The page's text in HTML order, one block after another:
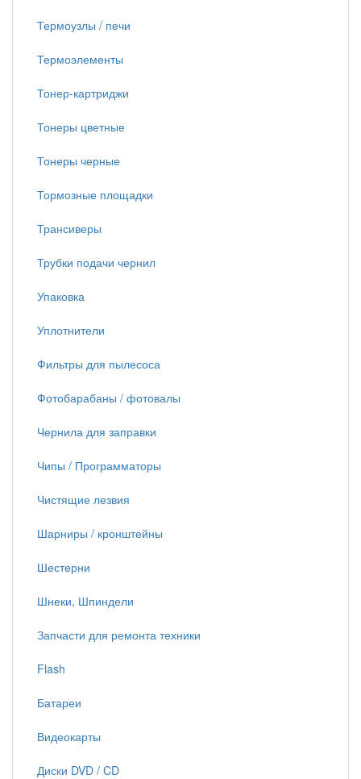
Термоузлы / печи
Термоэлементы
Тонер-картриджи
Тонеры цветные
Тонеры черные
Тормозные площадки
Трансиверы
Трубки подачи чернил
Упаковка
Уплотнители
Фильтры для пылесоса
Фотобарабаны / фотовалы
Чернила для заправки
Чипы / Программаторы
Чистящие лезвия
Шарниры / кронштейны
Шестерни
Шнеки, Шпиндели
Запчасти для ремонта техники
Flash
Батареи
Видеокарты
Диски DVD / CD